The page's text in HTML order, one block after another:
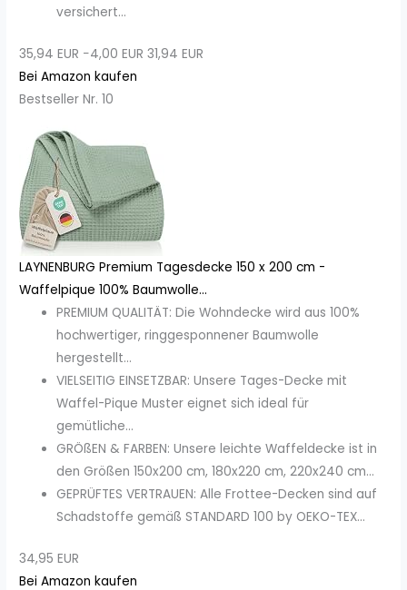
versichert...
35,94 EUR −4,00 EUR 31,94 EUR
Bei Amazon kaufen
Bestseller Nr. 10
LAYNENBURG Premium Tagesdecke 150 x 200 cm -
Waffelpique 100% Baumwolle...
PREMIUM QUALITÄT: Die Wohndecke wird aus 100%
hochwertiger, ringgesponnener Baumwolle
hergestellt...
VIELSEITIG EINSETZBAR: Unsere Tages-Decke mit
Waffel-Pique Muster eignet sich ideal für
gemütliche...
GRÖßEN & FARBEN: Unsere leichte Waffeldecke ist in
den Größen 150x200 cm, 180x220 cm, 220x240 cm...
GEPRÜFTES VERTRAUEN: Alle Frottee-Decken sind auf
Schadstoffe gemäß STANDARD 100 by OEKO-TEX...
34,95 EUR
Bei Amazon kaufen